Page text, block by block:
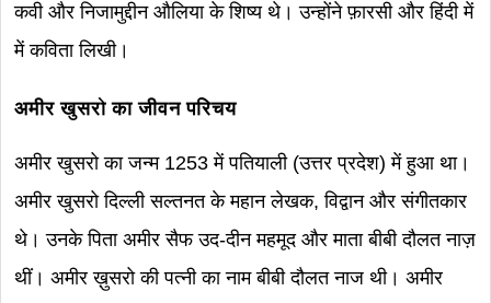
कवी और निजामुद्दीन औलिया के शिष्य थे। उन्होंने फ़ारसी और हिंदी में
में कविता लिखी।
अमीर खुसरो का जीवन परिचय
अमीर खुसरो का जन्म 1253 में पतियाली (उत्तर प्रदेश) में हुआ था।
अमीर खुसरो दिल्ली सल्तनत के महान लेखक, विद्वान और संगीतकार
थे। उनके पिता अमीर सैफ उद-दीन महमूद और माता बीबी दौलत नाज़
थीं। अमीर ख़ुसरो की पत्नी का नाम बीबी दौलत नाज थी। अमीर